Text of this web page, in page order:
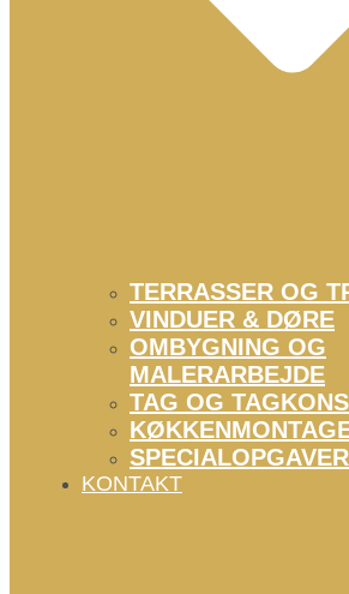
TERRASSER OG
VINDUER & DØRE
OMBYGNING OG
MALERARBEJDE
TAG OG
SPECIALOPGAVER
KONTAKT